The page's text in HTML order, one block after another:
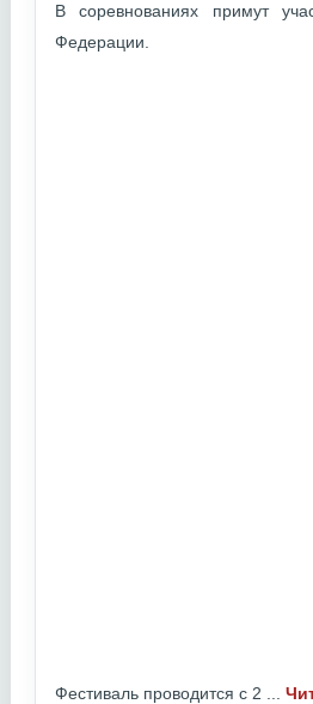
В соревнованиях примут
Федерации.
Фестиваль проводится с 2